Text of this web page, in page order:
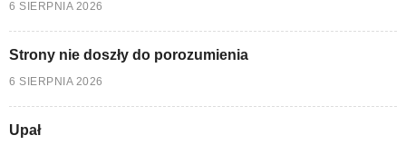
6 SIERPNIA 2026
Strony nie doszły do porozumienia
6 SIERPNIA 2026
Upał